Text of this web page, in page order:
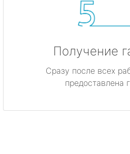
Получение
Сразу после всех
предоставлена